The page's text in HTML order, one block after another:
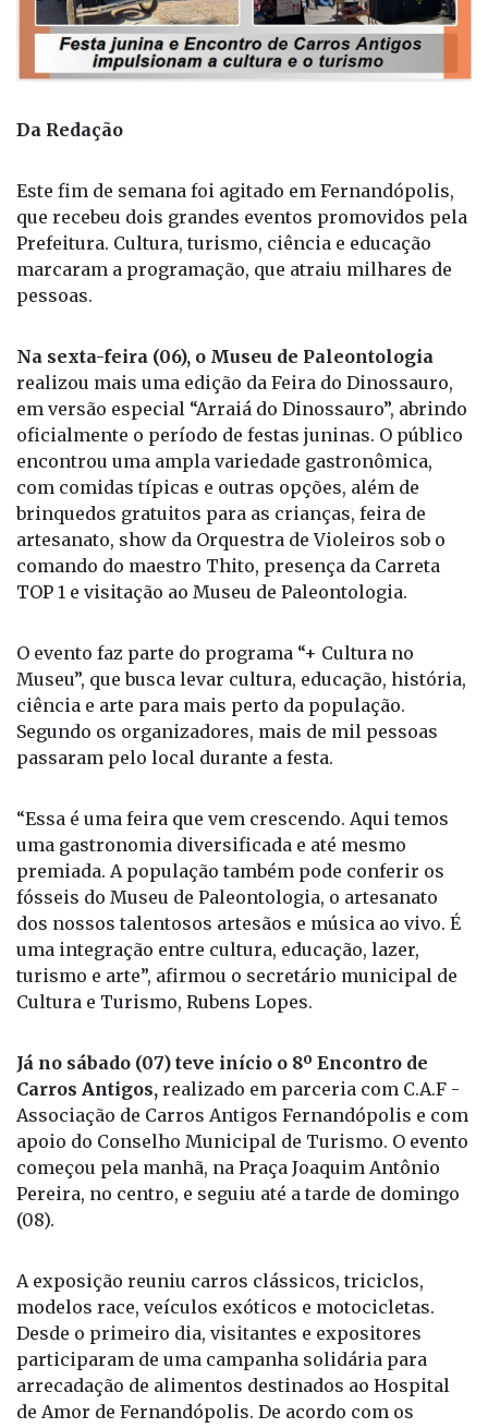
Da Redação
Este fim de semana foi agitado em Fernandópolis,
que recebeu dois grandes eventos promovidos pela
Prefeitura. Cultura, turismo, ciência e educação
pessoas.
Na sexta-feira (06), o Museu de Paleontologia
realizou mais uma edição da Feira do Dinossauro,
em versão especial “Arraiá do Dinossauro”, abrindo
oficialmente o período de festas juninas. O público
encontrou uma ampla variedade gastronômica,
com comidas típicas e outras opções, além de
brinquedos gratuitos para as crianças, feira de
artesanato, show da Orquestra de Violeiros sob o
TOP 1 e visitação ao Museu de Paleontologia.
O evento faz parte do programa “+ Cultura no
Museu”, que busca levar cultura, educação, história,
ciência e arte para mais perto da população.
passaram pelo local durante a festa.
“Essa é uma feira que vem crescendo. Aqui temos
uma gastronomia diversificada e até mesmo
premiada. A população também pode conferir os
fósseis do Museu de Paleontologia, o artesanato
dos nossos talentosos artesãos e música ao vivo. É
uma integração entre cultura, educação, lazer,
Cultura e Turismo, Rubens Lopes.
Já no sábado (07) teve início o 8º Encontro de
Carros Antigos,
realizado em parceria com C.A.F -
Associação de Carros Antigos Fernandópolis e com
apoio do Conselho Municipal de Turismo. O evento
começou pela manhã, na Praça Joaquim Antônio
(08).
A exposição reuniu carros clássicos, triciclos,
modelos race, veículos exóticos e motocicletas.
Desde o primeiro dia, visitantes e expositores